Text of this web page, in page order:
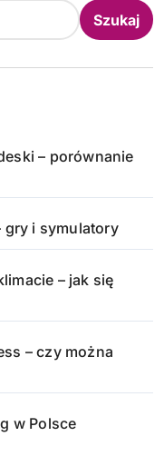
Szukaj
– porównanie
gry i symulatory
– jak się
– czy można
w Polsce